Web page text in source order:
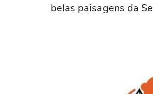
belas paisagens da